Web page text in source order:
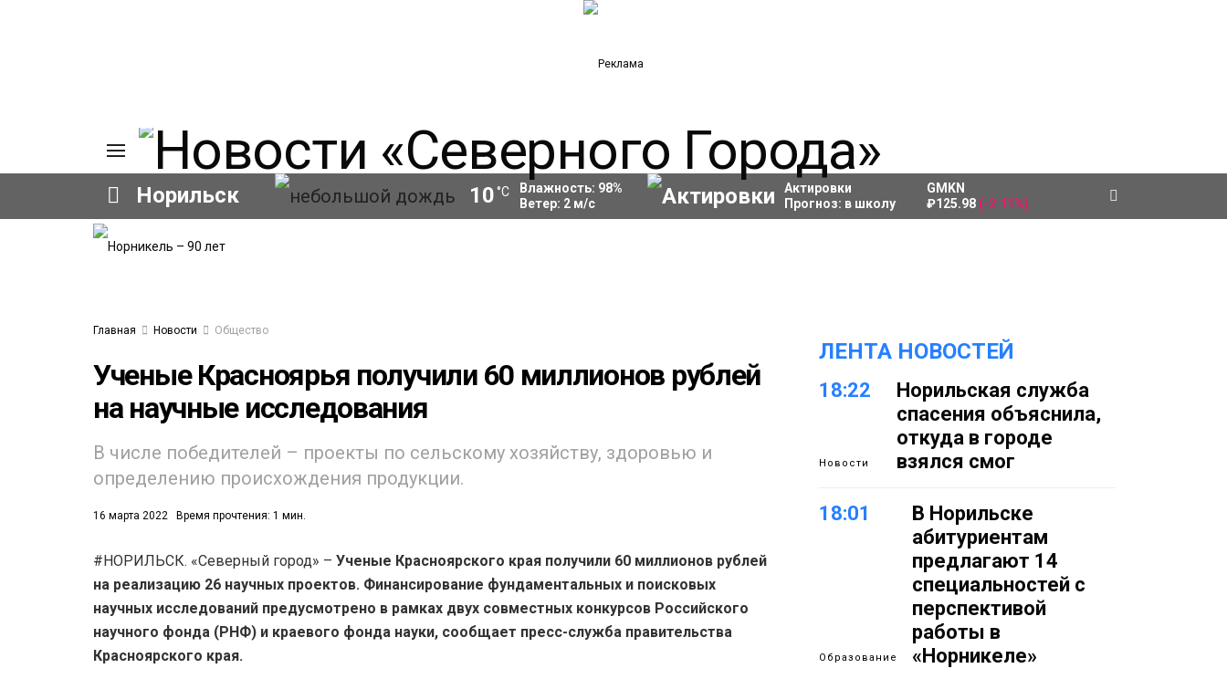
Норильск 10 °C Влажность: 98%
Ветер: 2м/с
Актировки
Прогноз: в школу
GMKN
₽125.98 (-2.11%)
Главная Новости Общество
Ученые Красноярья получили 60 миллионов рублей
на научные исследования
В числе победителей – проекты по сельскому хозяйству, здоровью и
определению происхождения продукции.
16 марта 2022 Время прочтения: 1 мин.
#НОРИЛЬСК. «Северный город» – Ученые Красноярского края получили 60 миллионов рублей
на реализацию 26 научных проектов. Финансирование фундаментальных и поисковых
научных исследований предусмотрено в рамках двух совместных конкурсов Российского
научного фонда (РНФ) и краевого фонда науки, сообщает пресс-служба правительства
Красноярского края.
ЛЕНТА НОВОСТЕЙ
18:22
Новости
Норильская служба
спасения объяснила,
откуда в городе
взялся смог
18:01
Образование
В Норильске
абитуриентам
предлагают 14
специальностей с
перспективой
работы в
«Норникеле»